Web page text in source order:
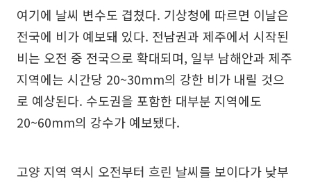
여기에 날씨 변수도 겹쳤다. 기상청에 따르면 이날은
전국에 비가 예보돼 있다. 전남권과 제주에서 시작된
비는 오전 중 전국으로 확대되며, 일부 남해안과 제주
지역에는 시간당 20~30mm의 강한 비가 내릴 것으
로 예상된다. 수도권을 포함한 대부분 지역에도
20~60mm의 강수가 예보됐다.
고양 지역 역시 오전부터 흐린 날씨를 보이다가 낮부